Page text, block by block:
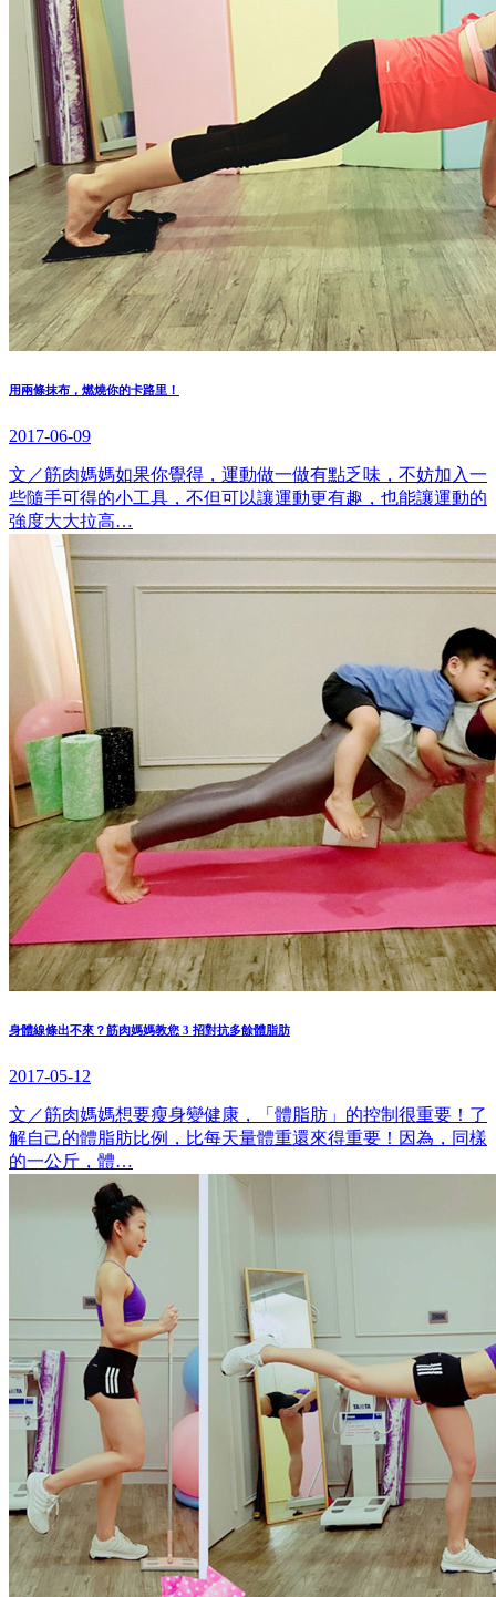
用兩條抹布，燃燒你的卡路里！
2017-06-09
文／筋肉媽媽如果你覺得，運動做一做有點乏味，不妨加入一
些隨手可得的小工具，不但可以讓運動更有趣，也能讓運動的
強度大大拉高…
身體線條出不來？筋肉媽媽教您 3 招對抗多餘體脂肪
2017-05-12
文／筋肉媽媽想要瘦身變健康，「體脂肪」的控制很重要！了
解自己的體脂肪比例，比每天量體重還來得重要！因為，同樣
的一公斤，體…